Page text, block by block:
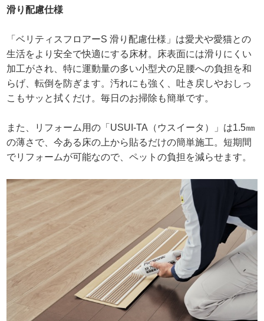
滑り配慮仕様
「ベリティスフロアーS 滑り配慮仕様」は愛犬や愛猫との
生活をより安全で快適にする床材。床表面には滑りにくい
加工がされ、特に運動量の多い小型犬の足腰への負担を和
らげ、転倒を防ぎます。汚れにも強く、吐き戻しやおしっ
こもサッと拭くだけ。毎日のお掃除も簡単です。
また、リフォーム用の「USUI-TA（ウスイータ）」は1.5㎜
の薄さで、今ある床の上から貼るだけの簡単施工。短期間
でリフォームが可能なので、ペットの負担を減らせます。